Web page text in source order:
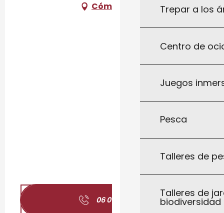
Trepar a los
Centro de
Juegos
Pesca
Talleres de
Talleres de
biodiversidad
Cómo llegar
06 01 72 85